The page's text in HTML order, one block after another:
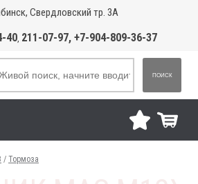
Свердловский тр. 3А
40, 211-07-97, +7-904-809-36-37
ПОИСК
/ Тормоза